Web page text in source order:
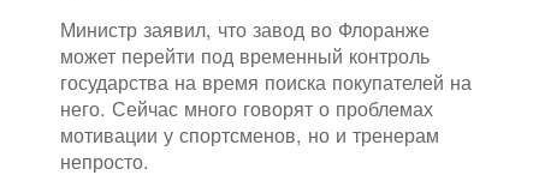
Министр заявил, что завод во Флоранже
может перейти под временный контроль
государства на время поиска покупателей на
него. Сейчас много говорят о проблемах
мотивации у спортсменов, но и тренерам
непросто.